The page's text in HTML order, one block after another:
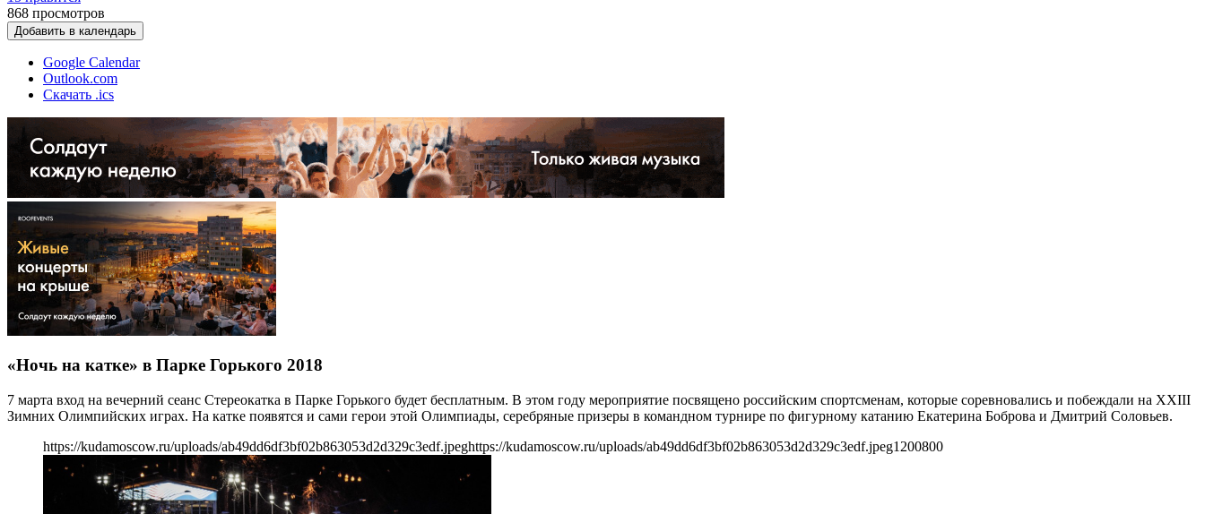
868 просмотров
Добавить в календарь
Google Calendar
Outlook.com
Скачать .ics
«Ночь на катке» в Парке Горького 2018
7 марта вход на вечерний сеанс Стереокатка в Парке Горького будет бесплатным. В этом году мероприятие посвящено российским спортсменам, которые соревновались и побеждали на XXIII
Зимних Олимпийских играх. На катке появятся и сами герои этой Олимпиады, серебряные призеры в командном турнире по фигурному катанию Екатерина Боброва и Дмитрий Соловьев.
https://kudamoscow.ru/uploads/ab49dd6df3bf02b863053d2d329c3edf.jpeghttps://kudamoscow.ru/uploads/ab49dd6df3bf02b863053d2d329c3edf.jpeg1200800